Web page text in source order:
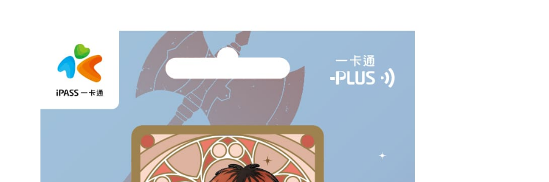
(不開放使用，請勿選取）
每筆NT$9,999
每筆NT$65，滿NT$1,300(含以上)免運費
付款後7-11取貨
每筆NT$65，滿NT$1,300(含以上)免運費
宅配-木棉花樂園專用
每筆NT$100，滿NT$1,300(含以上)免運費